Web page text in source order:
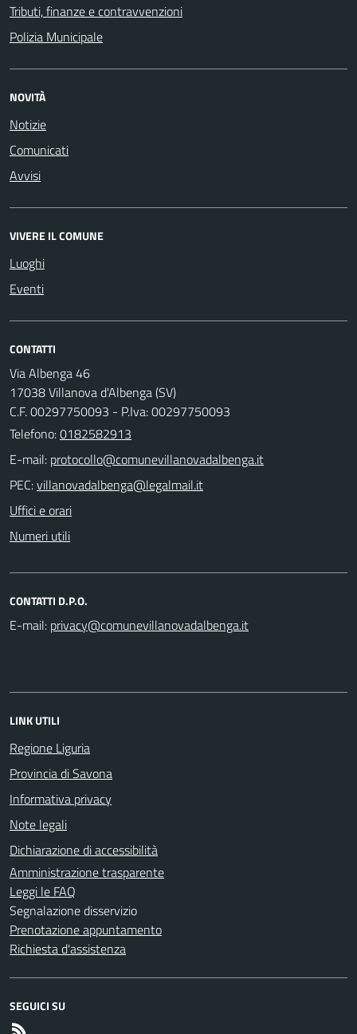
Tributi, finanze e contravvenzioni
Polizia Municipale
NOVITÀ
Notizie
Comunicati
Avvisi
VIVERE IL COMUNE
Luoghi
Eventi
CONTATTI
Via Albenga 46
17038 Villanova d'Albenga (SV)
C.F. 00297750093 - P.Iva: 00297750093
Telefono:0182582913
E-mail:
PEC:
Uffici e orari
Numeri utili
CONTATTI D.P.O.
E-mail:
LINK UTILI
Regione Liguria
Provincia di Savona
Informativa privacy
Note legali
Dichiarazione di accessibilità
Amministrazione trasparente
Leggi le FAQ
Segnalazione disservizio
Prenotazione appuntamento
Richiesta d'assistenza
SEGUICI SU